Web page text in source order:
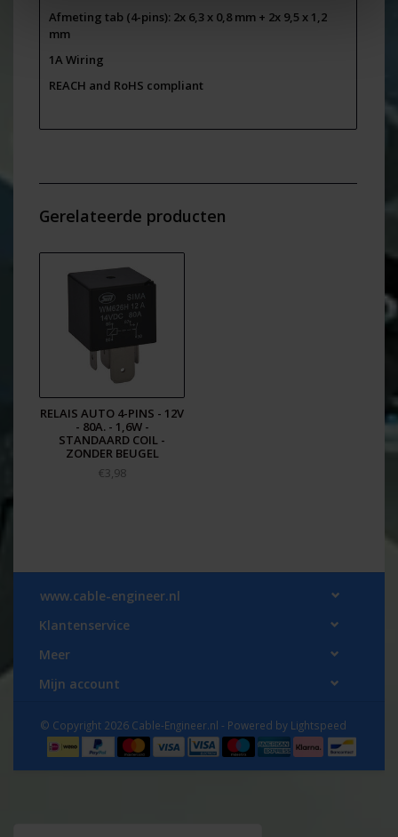
Afmeting tab (4-pins): 2x 6,3 x 0,8 mm + 2x 9,5 x 1,2
mm
1A Wiring
REACH and RoHS compliant
Gerelateerde producten
RELAIS AUTO 4-PINS - 12V
- 80A. - 1,6W -
STANDAARD COIL -
ZONDER BEUGEL
€3,98
www.cable-engineer.nl
Klantenservice
Meer
Mijn account
© Copyright 2026 Cable-Engineer.nl - Powered by Lightspeed